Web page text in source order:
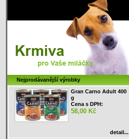
Nejprodávanější výrobky
Gran Carno Adult 400
g
Cena s DPH:
58,00 Kč
detail...